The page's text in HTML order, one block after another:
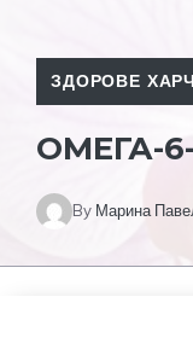
ЗДОРОВЕ
ОМЕГА-
By Марина